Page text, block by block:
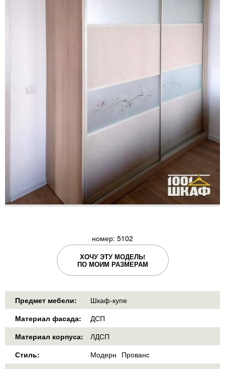
номер: 5102
ХОЧУ ЭТУ МОДЕЛЬ!
ПО МОИМ РАЗМЕРАМ
Предмет мебели:
Шкаф-купе
Материал фасада:
ДСП
Материал корпуса:
ЛДСП
Стиль:
Модерн Прованс